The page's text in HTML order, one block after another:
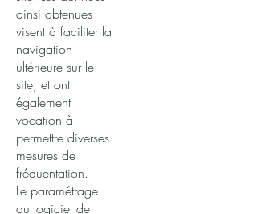
ainsi obtenues
visent à faciliter la
navigation
ultérieure sur le
site, et ont
également
vocation à
permettre diverses
mesures de
fréquentation.
Le paramétrage
du logiciel de